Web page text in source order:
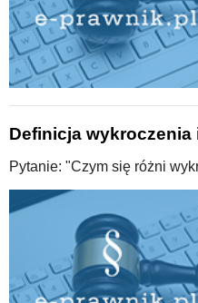
Definicja wykroczenia
Pytanie: "Czym się różni